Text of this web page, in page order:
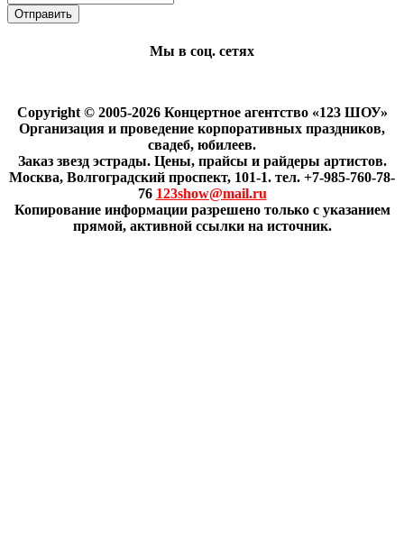
Мы в соц. сетях
Copyright © 2005-2026 Концертное агентство «123 ШОУ»
Организация и проведение корпоративных праздников,
свадеб, юбилеев.
Заказ звезд эстрады. Цены, прайсы и райдеры артистов.
Москва, Волгоградский проспект, 101-1. тел. +7-985-760-78-
76 123show@mail.ru
Копирование информации разрешено только с указанием
прямой, активной ссылки на источник.